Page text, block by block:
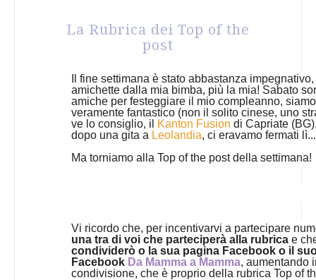
La Rubrica dei Top of the
post
Il fine settimana è stato abbastanza
amichette dalla mia bimba, più la mia! Sabato
amiche per festeggiare il mio compleanno,
veramente fantastico (non il solito cinese, uno
ve lo consiglio, il
Kanton Fusion di Capriate
dopo una gita a Leolandia, ci eravamo fermati
Ma torniamo alla Top of the post della settimana!
Vi ricordo che, per incentivarvi a partecipare
una tra di voi che parteciperà alla rubrica e
condividerò o la sua pagina Facebook o il
Facebook Da Mamma a Mamma, aumentando
condivisione, che è proprio della rubrica Top of